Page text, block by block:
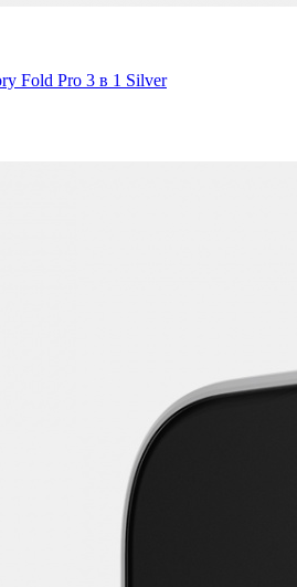
Fold Pro 3 в 1 Silver